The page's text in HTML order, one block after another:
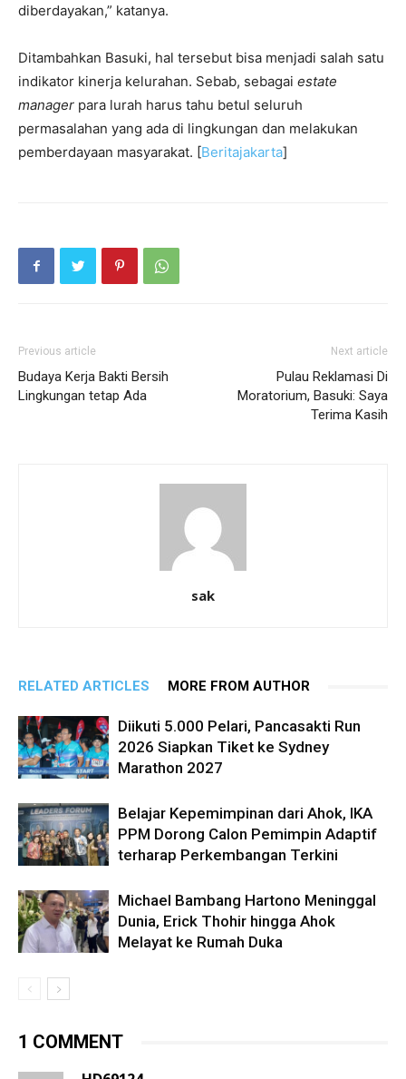
diberdayakan,” katanya.
‎Ditambahkan Basuki, hal tersebut bisa menjadi salah satu
indikator kinerja kelurahan. Sebab, sebagai estate
manager para lurah harus tahu betul seluruh
permasalahan yang ada di lingkungan dan melakukan
pemberdayaan masyarakat. [Beritajakarta]
Previous article
Budaya Kerja Bakti Bersih
Lingkungan tetap Ada
Next article
Pulau Reklamasi Di
Moratorium, Basuki: Saya
Terima Kasih
sak
RELATED ARTICLES MORE FROM AUTHOR
Diikuti 5.000 Pelari, Pancasakti Run
2026 Siapkan Tiket ke Sydney
Marathon 2027
Belajar Kepemimpinan dari Ahok, IKA
PPM Dorong Calon Pemimpin Adaptif
terharap Perkembangan Terkini
Michael Bambang Hartono Meninggal
Dunia, Erick Thohir hingga Ahok
Melayat ke Rumah Duka
1 COMMENT